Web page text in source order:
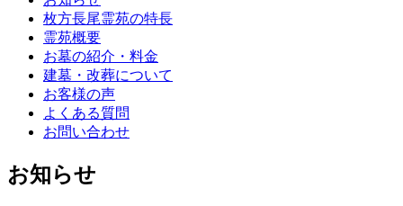
枚方長尾霊苑の特長
霊苑概要
お墓の紹介・料金
建墓・改葬について
お客様の声
よくある質問
お問い合わせ
お知らせ